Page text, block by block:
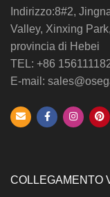
Indirizzo:8#2,
Valley, Xinxing
provincia di Hebei
TEL: +86
E-mail:
COLLEGAMENTO